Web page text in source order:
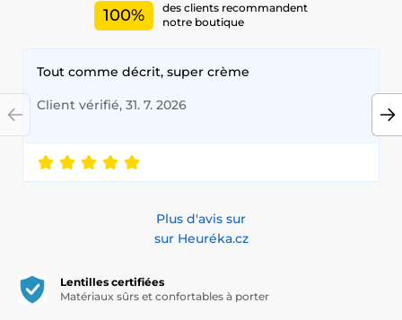
Charbon actif– absorbe le sébum et les toxines
Centella Asiatica (CICA)
– uniformise le teint et aide à maintenir des
agresser la peau.
100%
des clients recommandent
notre boutique
Tout comme décrit, super crème
Client vérifié, 31. 7. 2026
Plus d'avis sur
sur Heuréka.cz
Lentilles certifiées
Matériaux sûrs et confortables à porter